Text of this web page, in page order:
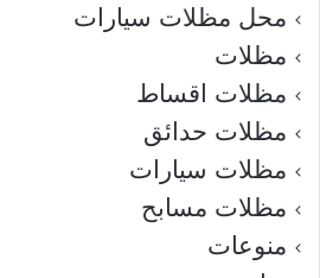
محل مظلات سيارات
مظلات
مظلات اقساط
مظلات حدائق
مظلات سيارات
مظلات مسابح
منوعات